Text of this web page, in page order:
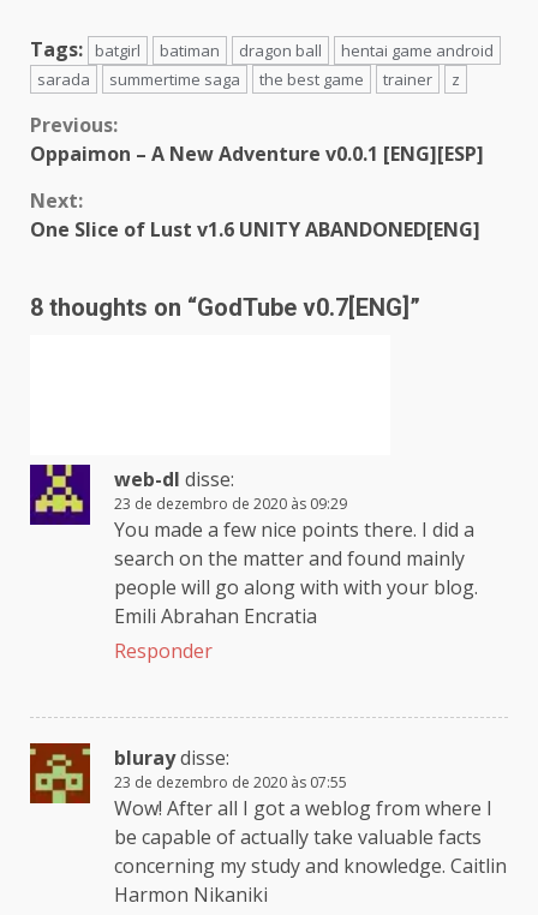
Tags: batgirl batiman dragon ball
hentai game android
sarada
summertime saga the best game trainer z
Continue
Reading
Previous:
Oppaimon – A New Adventure v0.0.1 [ENG][ESP]
Next:
One Slice of Lust v1.6 UNITY ABANDONED[ENG]
8 thoughts on “GodTube v0.7[ENG] ”
web-dl disse:
23 de dezembro de 2020 às 09:29
You made a few nice points there. I did a
search on the matter and found mainly
people will go along with with your blog.
Emili Abrahan Encratia
Responder
bluraydisse:
23 de dezembro de 2020 às 07:55
Wow! After all I got a weblog from where I
be capable of actually take valuable facts
concerning my study and knowledge. Caitlin
Harmon Nikaniki